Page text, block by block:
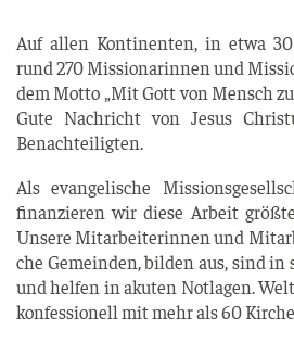
Auf allen Kon­ti­nen­ten, in etwa
rund 270 Mis­sio­na­rin­nen und
dem Mot­to „Mit Gott von Mensch
Gute Nach­richt von Jesus
Benachteiligten.
Als evan­ge­li­sche
finan­zie­ren wir die­se Arbeit
Unse­re Mit­ar­bei­te­rin­nen und
che Gemein­den, bil­den aus, sind
und hel­fen in aku­ten Not­la­gen.
kon­fes­sio­nell mit mehr als 60